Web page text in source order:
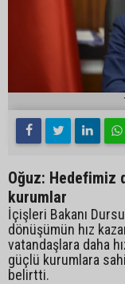
Oğuz: Hedefimiz
kurumlar
İçişleri Bakanı
dönüşümün hız
vatandaşlara daha
güçlü kurumlara
belirtti.